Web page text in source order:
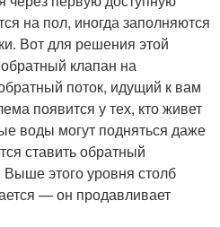
на пол, иногда заполняются
Вот для решения этой
клапан на
поток, идущий к вам
появится у тех, кто живет
воды могут подняться даже
ставить обратный
этого уровня столб
— он продавливает